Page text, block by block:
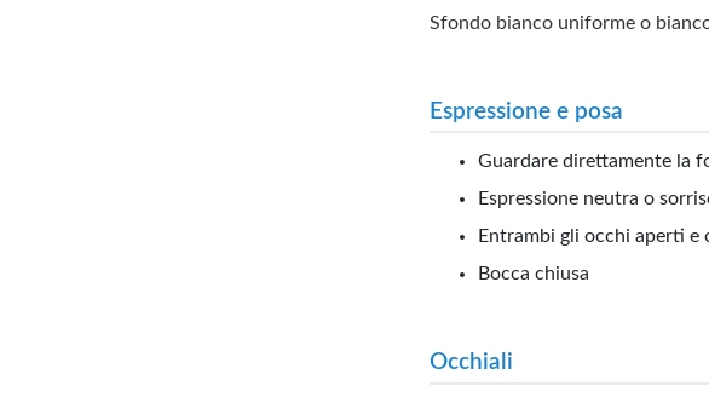
Sfondo bianco uniforme o
Espressione e posa
Guardare direttamente la
Espressione neutra o
Entrambi gli occhi aperti e
Bocca chiusa
Occhiali